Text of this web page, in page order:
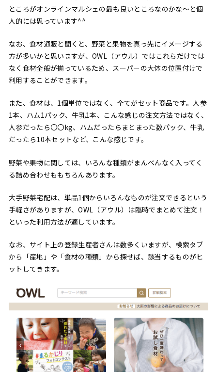
ところがオンラインマルシェの最も良いところなのかな〜と個
人的には思っています^^
なお、食材通販と聞くと、野菜と果物を真っ先にイメージする
方が多いかと思いますが、OWL（アウル）ではこれらだけでは
なく食材全般が揃っているため、スーパーの大体の位置付けで
利用することができます。
また、食材は、1個単位ではなく、全てがセット商品です。人参
1本、ハム1パック、牛乳1本、こんな感じの注文方法ではなく、
人参だったら〇〇kg、ハムだったらまとまった数パック、牛乳
だったら10本セットなど、こんな感じです。
野菜や果物に関しては、いろんな種類がまんべんなく入ってく
る詰め合わせももちろんあります。
大手野菜宅配は、単品1個からいろんなものが注文できるという
手軽さがありますが、OWL（アウル）は臨時でまとめて注文！
といった利用方法が適しています。
なお、サイト上の登録生産者さんは数多くいますが、検索タブ
から「産地」や「食材の種類」から探せば、該当するものがヒ
ットしてきます。